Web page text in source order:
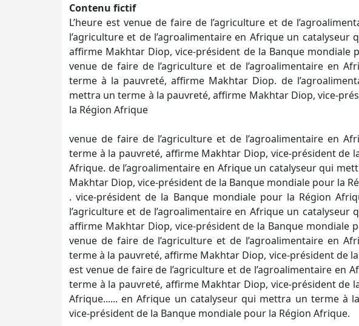
Contenu fictif
L’heure est venue de faire de l’agriculture et de
l’agriculture et de l’agroalimentaire en Afrique un
affirme Makhtar Diop, vice-président de la Banque mondiale
venue de faire de l’agriculture et de l’agroalimentaire en
terme à la pauvreté, affirme Makhtar Diop. de
mettra un terme à la pauvreté, affirme Makhtar Diop, vice-
la Région Afrique
venue de faire de l’agriculture et de l’agroalimentaire en
terme à la pauvreté, affirme Makhtar Diop, vice-président de
Afrique. de l’agroalimentaire en Afrique un catalyseur qui
Makhtar Diop, vice-président de la Banque mondiale pour la
. vice-président de la Banque mondiale pour la Région
l’agriculture et de l’agroalimentaire en Afrique un
affirme Makhtar Diop, vice-président de la Banque mondiale
venue de faire de l’agriculture et de l’agroalimentaire en
terme à la pauvreté, affirme Makhtar Diop, vice-président de
est venue de faire de l’agriculture et de l’agroalimentaire en
terme à la pauvreté, affirme Makhtar Diop, vice-président de
Afrique...... en Afrique un catalyseur qui mettra un terme à
vice-président de la Banque mondiale pour la Région Afrique.